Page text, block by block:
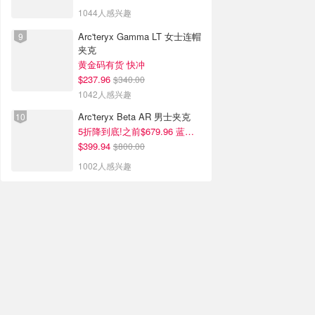
1044人感兴趣
Arc'teryx Gamma LT 女士连帽
夹克
黄金码有货 快冲
$237.96 $340.00
1042人感兴趣
Arc'teryx Beta AR 男士夹克
5折降到底!之前$679.96 蓝色款有货
$399.94 $800.00
1002人感兴趣